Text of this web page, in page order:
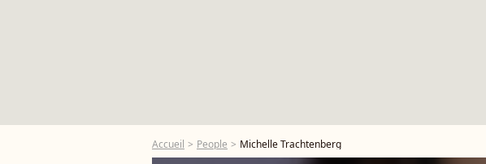
Accueil People Michelle Trachtenberg